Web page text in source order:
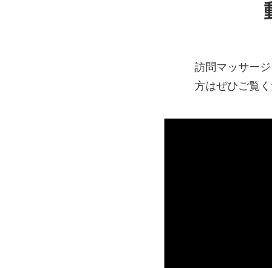
訪問マッサー
方はぜひご覧く